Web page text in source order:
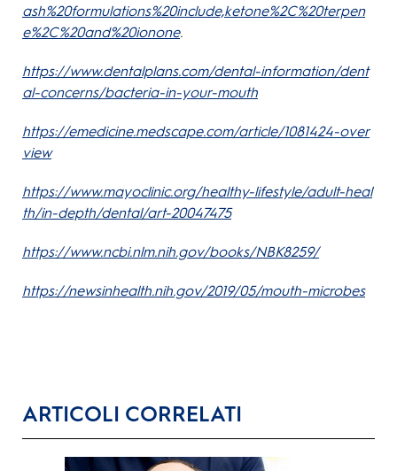
ash%20formulations%20include,ketone%2C%20terpen
e%2C%20and%20ionone.
https://www.dentalplans.com/dental-information/dent
al-concerns/bacteria-in-your-mouth
https://emedicine.medscape.com/article/1081424-over
view
https://www.mayoclinic.org/healthy-lifestyle/adult-heal
th/in-depth/dental/art-20047475
https://www.ncbi.nlm.nih.gov/books/NBK8259/
https://newsinhealth.nih.gov/2019/05/mouth-microbes
ARTICOLI CORRELATI